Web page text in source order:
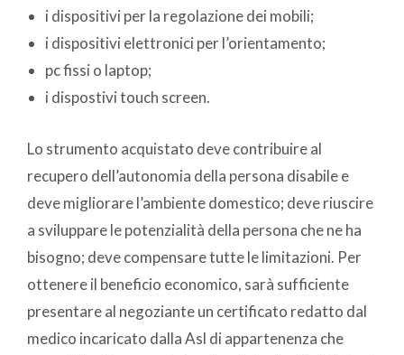
i dispositivi per la regolazione dei mobili;
i dispositivi elettronici per l’orientamento;
pc fissi o laptop;
i dispostivi touch screen.
Lo strumento acquistato deve contribuire al
recupero dell’autonomia della persona disabile e
deve migliorare l’ambiente domestico; deve riuscire
a sviluppare le potenzialità della persona che ne ha
bisogno; deve compensare tutte le limitazioni. Per
ottenere il beneficio economico, sarà sufficiente
presentare al negoziante un certificato redatto dal
medico incaricato dalla Asl di appartenenza che